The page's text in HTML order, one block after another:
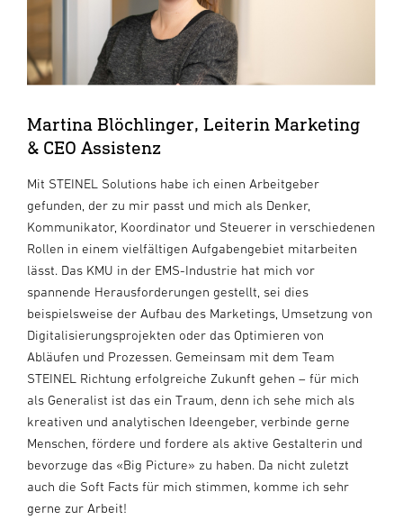
Martina Blöchlinger, Leiterin Marketing
& CEO Assistenz
Mit STEINEL Solutions habe ich einen Arbeitgeber
gefunden, der zu mir passt und mich als Denker,
Kommunikator, Koordinator und Steuerer in verschiedenen
Rollen in einem vielfältigen Aufgabengebiet mitarbeiten
lässt. Das KMU in der EMS-Industrie hat mich vor
spannende Herausforderungen gestellt, sei dies
beispielsweise der Aufbau des Marketings, Umsetzung von
Digitalisierungsprojekten oder das Optimieren von
Abläufen und Prozessen. Gemeinsam mit dem Team
STEINEL Richtung erfolgreiche Zukunft gehen – für mich
als Generalist ist das ein Traum, denn ich sehe mich als
kreativen und analytischen Ideengeber, verbinde gerne
Menschen, fördere und fordere als aktive Gestalterin und
bevorzuge das «Big Picture» zu haben. Da nicht zuletzt
auch die Soft Facts für mich stimmen, komme ich sehr
gerne zur Arbeit!